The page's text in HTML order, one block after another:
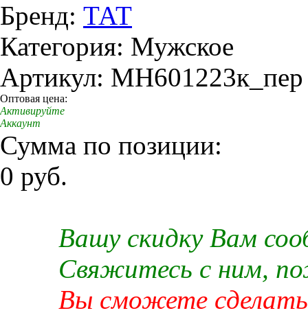
Бренд: ТАТ
Категория: Мужское
Артикул: MH601223к_пер
Оптовая цена:
Активируйте
Аккаунт
Сумма по позиции:
0 руб.
Вашу скидку Вам
Свяжитесь с ним,
Вы сможете сделать